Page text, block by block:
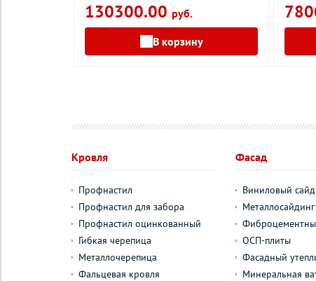
130300.00 руб.
В корзину
Кровля
Профнастил
Профнастил для забора
Профнастил оцинкованный
Гибкая черепица
Металлочерепица
Фальцевая кровля
Фасад
Виниловый
Металлосайдинг
ОСП-плиты
Фасадный
Минеральная